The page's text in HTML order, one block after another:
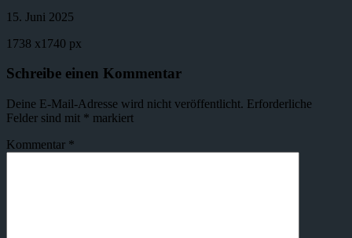
15. Juni 2025
1738 x1740 px
Schreibe einen Kommentar
Deine E-Mail-Adresse wird nicht veröffentlicht. Erforderliche
Felder sind mit * markiert
Kommentar *